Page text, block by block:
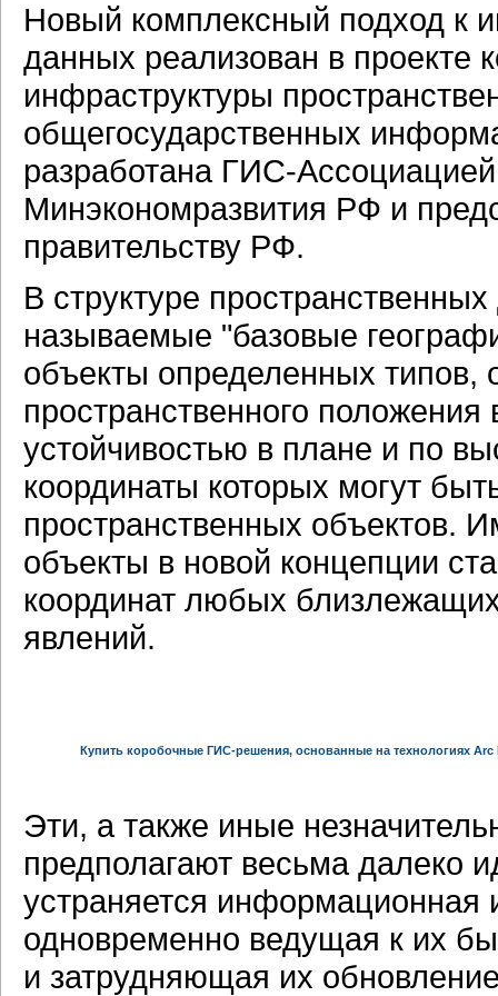
Новый комплексный подход к
данных реализован в проекте
инфраструктуры
общегосударственных
разработана ГИС-Ассоциацией
Минэкономразвития РФ и
правительству РФ.
В структуре
называемые "базовые
объекты определенных типов,
пространственного
устойчивостью в плане и по
координаты которых могут
пространственных объектов.
объекты в новой концепции
координат любых
явлений.
Купить коробочные ГИС-решения, основанные на технологиях Arc
Эти, а также иные
предполагают весьма далеко
устраняется информационная
одновременно ведущая к их
и затрудняющая их